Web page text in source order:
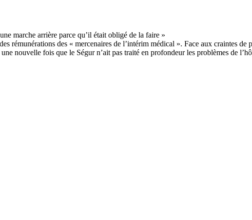
rémunérations des « mercenaires de l’intérim médical ». Face aux craintes
nouvelle fois que le Ségur n’ait pas traité en profondeur les problèmes de